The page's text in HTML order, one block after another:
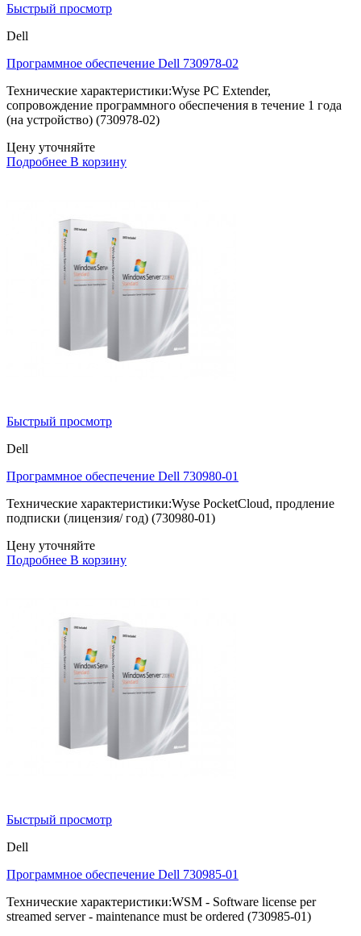
Быстрый просмотр
Dell
Программное обеспечение Dell 730978-02
Технические характеристики:Wyse PC Extender,
сопровождение программного обеспечения в течение 1 года
(на устройство) (730978-02)
Цену уточняйте
Подробнее В корзину
Быстрый просмотр
Dell
Программное обеспечение Dell 730980-01
Технические характеристики:Wyse PocketCloud, продление
подписки (лицензия/ год) (730980-01)
Цену уточняйте
Подробнее В корзину
Быстрый просмотр
Dell
Программное обеспечение Dell 730985-01
Технические характеристики:WSM - Software license per
streamed server - maintenance must be ordered (730985-01)